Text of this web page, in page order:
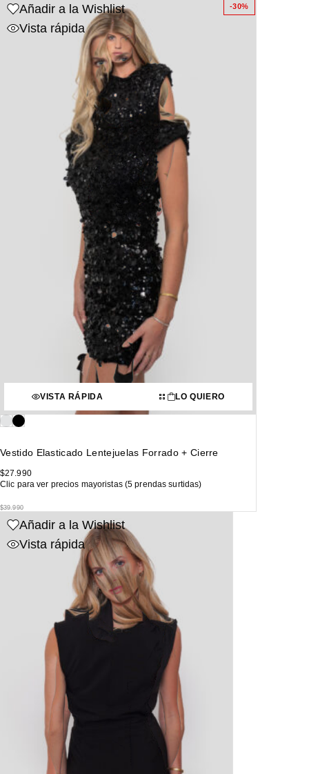
-30%
Añadir a la Wishlist
Vista rápida
VISTA RÁPIDA LO QUIERO
Vestido Elasticado Lentejuelas Forrado + Cierre
$39.990
$27.990
Clic para ver precios mayoristas (5 prendas surtidas)
Añadir a la Wishlist
Vista rápida